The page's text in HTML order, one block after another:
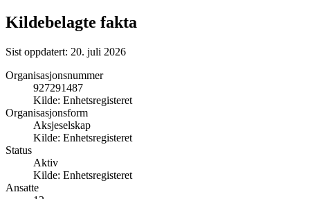
Kildebelagte fakta
Sist oppdatert: 20. juli 2026
Organisasjonsnummer
927291487
Kilde: Enhetsregisteret
Organisasjonsform
Aksjeselskap
Kilde: Enhetsregisteret
Status
Aktiv
Kilde: Enhetsregisteret
Ansatte